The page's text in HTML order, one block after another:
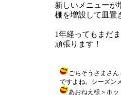
新しいメニューが
棚を増設して皿置
1年経ってもまだ
頑張ります！
ごちそうさまさ
ですよね。シーズン
あおねえ様＞ホ